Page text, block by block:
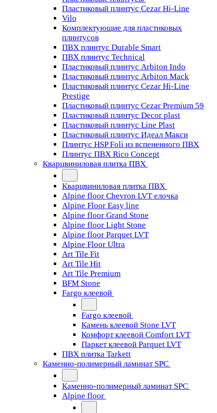
Пластиковый плинтус Cezar Hi-Line
Vilo
Комплектующие для пластиковых
плинтусов
ПВХ плинтус Durable Smart
ПВХ плинтус Technical
Пластиковый плинтус Arbiton Indo
Пластиковый плинтус Arbiton Mack
Пластиковый плинтус Cezar Hi-Line
Prestige
Пластиковый плинтус Cezar Premium 59
Пластиковый плинтус Decor plast
Пластиковый плинтус Line Plast
Пластиковый плинтус Идеал Макси
Плинтус HSP Foli из вспененного ПВХ
Плинтус ПВХ Rico Concept
Кварцвиниловая плитка ПВХ
Кварцвиниловая плитка ПВХ
Alpine floor Chevron LVT елочка
Alpine Floor Easy line
Alpine floor Grand Stone
Alpine floor Light Stone
Alpine floor Parquet LVT
Alpine Floor Ultra
Art Tile Fit
Art Tile Hit
Art Tile Premium
BFM Stone
Fargo клеевой
Fargo клеевой
Камень клеевой Stone LVT
Комфорт клеевой Comfort LVT
Паркет клеевой Parquet LVT
ПВХ плитка Tarkett
Каменно-полимерный ламинат SPC
Каменно-полимерный ламинат SPC
Alpine floor